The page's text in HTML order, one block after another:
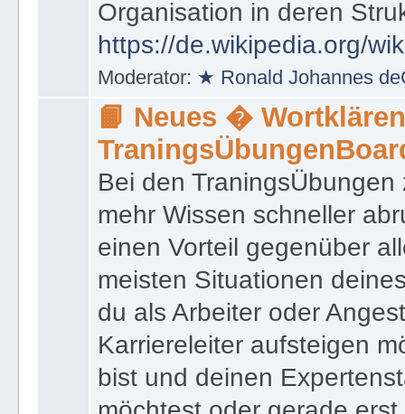
das innerhalb einer
Organisation in deren
https://de.wikipedia.org/
Moderator:★ Ronald Johannes
📙 Neues �
Bei den
mehr Wissen schneller
einen Vorteil gegenüber
meisten Situationen
du als Arbeiter oder
Karriereleiter aufsteigen